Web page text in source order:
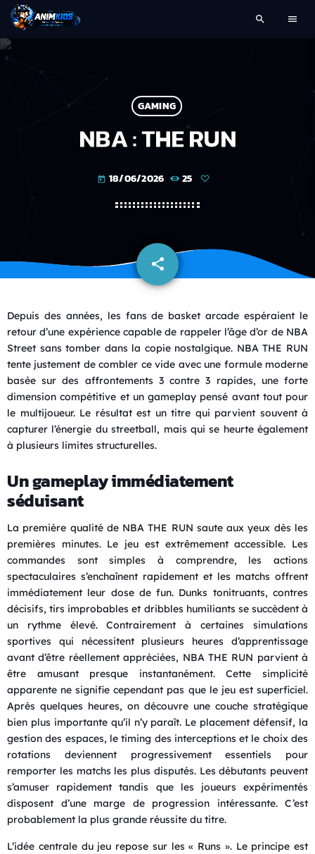
search menu
GAMING
NBA : THE RUN
today 18/06/2026 25
share
email
Depuis des années, les fans de basket arcade espéraient le
retour d’une expérience capable de rappeler l’âge d’or de NBA
Street sans tomber dans la copie nostalgique. NBA THE RUN
tente justement de combler ce vide avec une formule moderne
basée sur des affrontements 3 contre 3 rapides, une forte
dimension compétitive et un gameplay pensé avant tout pour
le multijoueur. Le résultat est un titre qui parvient souvent à
capturer l’énergie du streetball, mais qui se heurte également
à plusieurs limites structurelles.
Un gameplay immédiatement
séduisant
La première qualité de NBA THE RUN saute aux yeux dès les
premières minutes. Le jeu est extrêmement accessible. Les
commandes sont simples à comprendre, les actions
spectaculaires s’enchaînent rapidement et les matchs offrent
immédiatement leur dose de fun. Dunks tonitruants, contres
décisifs, tirs improbables et dribbles humiliants se succèdent à
un rythme élevé. Contrairement à certaines simulations
sportives qui nécessitent plusieurs heures d’apprentissage
avant d’être réellement appréciées, NBA THE RUN parvient à
être amusant presque instantanément. Cette simplicité
apparente ne signifie cependant pas que le jeu est superficiel.
Après quelques heures, on découvre une couche stratégique
bien plus importante qu’il n’y paraît. Le placement défensif, la
gestion des espaces, le timing des interceptions et le choix des
rotations deviennent progressivement essentiels pour
remporter les matchs les plus disputés. Les débutants peuvent
s’amuser rapidement tandis que les joueurs expérimentés
disposent d’une marge de progression intéressante. C’est
probablement la plus grande réussite du titre.
L’idée centrale du jeu repose sur les « Runs ». Le principe est